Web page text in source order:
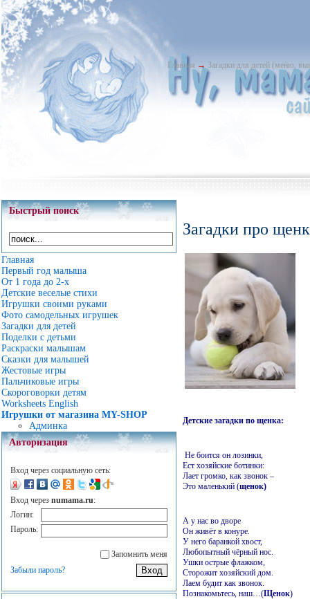
Главная → Загадки для детей (меню,
Быстрый поиск
Главная
Первый год малыша
От 1 года до 2-х
Детские веселые стихи
Игрушки своими руками
Фото самодельных игрушек
Загадки для детей
Поделки с детьми
Раскраски малышам
Сказки для малышей
Жестовые игры
Пальчиковые игры
Скороговорки детям
Worksheets English
Игрушки от магазина MY-SHOP
Админка
Авторизация
Вход через социальную сеть:
Вход через numama.ru:
Логин:
Пароль:
Запомнить меня
Забыли пароль?
Загадки про
Детские загадки по щенка:
Не боится он лозинки,
Ест хозяйские ботинки:
Лает громко, как звонок –
Это маленький (щенок)
А у нас во дворе
Он живёт в конуре.
У него баранкой хвост,
Любопытный чёрный нос.
Ушки острые флажком,
Сторожит хозяйский дом.
Лаем будит как звонок.
Познакомьтесь, наш…(Щенок)